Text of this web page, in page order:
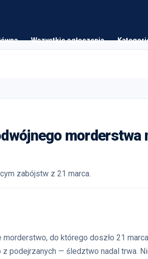
Wszystkie ogłoszenia
morderstwa
zabójstw z 21 marca.
do którego doszło 21
podejrzanych — śledztwo nadal trwa.